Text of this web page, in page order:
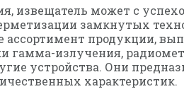
извещатель может с
замкнутых
продукции,
гамма-излучения,
устройства. Они
характеристик.